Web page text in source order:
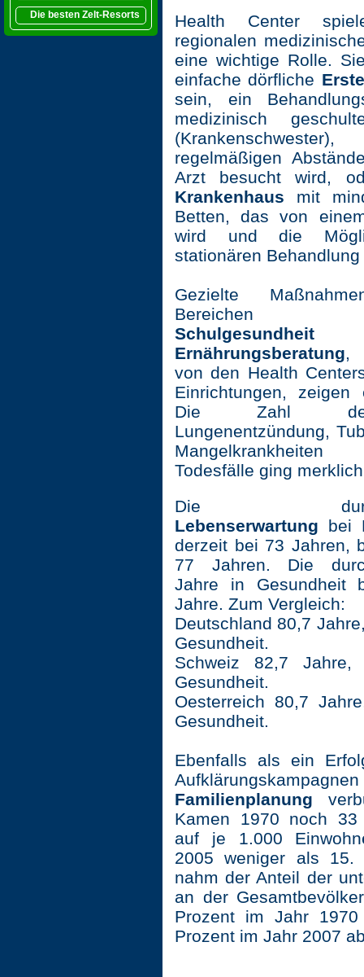
Die besten Zelt-Resorts
Health Center
regionalen
eine wichtige Rolle.
einfache dörfliche
sein, ein
medizinisch
regelmäßigen
Arzt besucht wird,
Krankenhaus mit
Betten, das von
wird und die
stationären
Gezielte
Schulgesundheit
Ernährungsberatung,
von den Health
Einrichtungen, zeigen
Die Zahl
Lungenentzündung,
Mangelkrankheiten
Todesfälle ging
Die
Lebenserwartung bei
derzeit bei 73 Jahren,
77 Jahren. Die
Jahre in Gesundheit
Jahre. Zum Vergleich:
Deutschland 80,7
Gesundheit.
Schweiz 82,7
Gesundheit.
Oesterreich 80,7
Gesundheit.
Ebenfalls als ein
Familienplanung
Kamen 1970 noch 33
auf je 1.000
2005 weniger als 15.
nahm der Anteil der
an der
Prozent im Jahr
Prozent im Jahr 2007